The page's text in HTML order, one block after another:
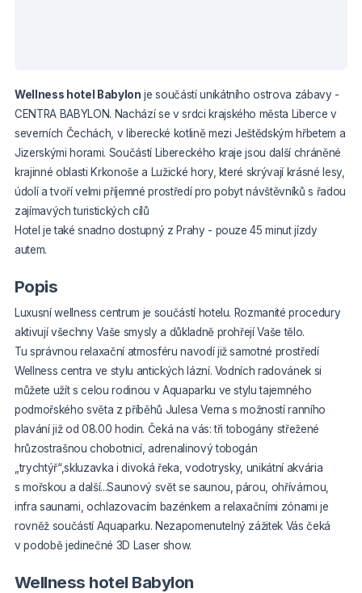
Wellness hotel Babylon je součástí unikátního ostrova zábavy -
CENTRA BABYLON. Nachází se v srdci krajského města Liberce v
severních Čechách, v liberecké kotlině mezi Ještědským hřbetem a
Jizerskými horami. Součástí Libereckého kraje jsou další chráněné
krajinné oblasti Krkonoše a Lužické hory, které skrývají krásné lesy,
údolí a tvoří velmi příjemné prostředí pro pobyt návštěvníků s řadou
zajímavých turistických cílů
Hotel je také snadno dostupný z Prahy - pouze 45 minut jízdy
autem.
Popis
Luxusní wellness centrum je součástí hotelu. Rozmanité procedury
aktivují všechny Vaše smysly a důkladně prohřejí Vaše tělo.
Tu správnou relaxační atmosféru navodí již samotné prostředí
Wellness centra ve stylu antických lázní. Vodních radovánek si
můžete užít s celou rodinou v Aquaparku ve stylu tajemného
podmořského světa z příběhů Julesa Verna s možností ranního
plavání již od 08.00 hodin. Čeká na vás: tři tobogány střežené
hrůzostrašnou chobotnicí, adrenalinový tobogán
„trychtýř“,skluzavka i divoká řeka, vodotrysky, unikátní akvária
s mořskou a další...Saunový svět se saunou, párou, ohřívárnou,
infra saunami, ochlazovacím bazénkem a relaxačními zónami je
rovněž součástí Aquaparku. Nezapomenutelný zážitek Vás čeká
v podobě jedinečné 3D Laser show.
Wellness hotel Babylon